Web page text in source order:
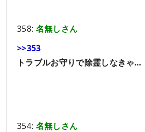
358: 名無しさん
>>353
トラブルお守りで除霊しなきゃ…
354: 名無しさん